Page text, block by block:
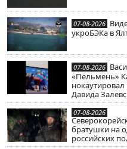
07-08-2026
укроБЭКа в
07-08-2026
«Пельмень»
Давида
07-08-2026
братушки на
российских